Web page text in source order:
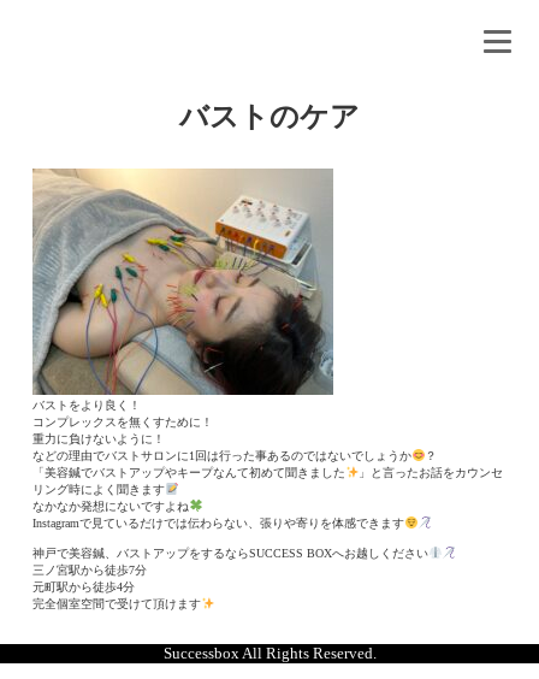
バストのケア
バストをより良く！
コンプレックスを無くすために！
重力に負けないように！
などの理由でバストサロンに1回は行った事あるのではないでしょうか
？
「美容鍼でバストアップやキープなんて初めて聞きました
」と言ったお話をカウンセ
リング時によく聞きます
なかなか発想にないですよね
Instagramで見ているだけでは伝わらない、張りや寄りを体感できます
神戸で美容鍼、バストアップをするならSUCCESS BOXへお越しください
三ノ宮駅から徒歩7分
元町駅から徒歩4分
完全個室空間で受けて頂けます
Successbox All Rights Reserved.